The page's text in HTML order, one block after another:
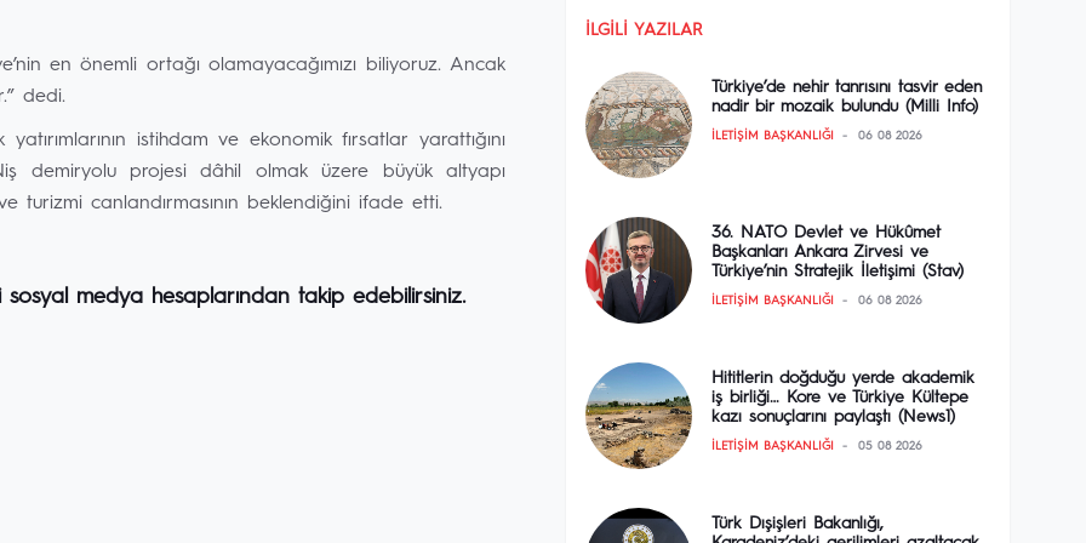
en önemli ortağı olamayacağımızı biliyoruz. Ancak
dedi.
istihdam ve ekonomik fırsatlar yarattığını
demiryolu projesi dâhil olmak üzere büyük altyapı
turizmi canlandırmasının beklendiğini ifade etti.
sosyal medya hesaplarından takip edebilirsiniz.
İLGILI YAZILAR
Türkiye’de nehir tanrısını tasvir eden
nadir bir mozaik bulundu (Milli Info)
İLETIŞIM BAŞKANLIĞI 06 08 2026
36. NATO Devlet ve Hükûmet
Başkanları Ankara Zirvesi ve
Türkiye’nin Stratejik İletişimi (Stav)
İLETIŞIM BAŞKANLIĞI 06 08 2026
Hititlerin doğduğu yerde akademik
iş birliği… Kore ve Türkiye Kültepe
kazı sonuçlarını paylaştı (News1)
İLETIŞIM BAŞKANLIĞI 05 08 2026
Türk Dışişleri Bakanlığı,